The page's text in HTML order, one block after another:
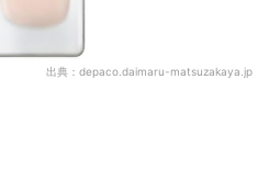
出典： depaco.daimaru-matsuzakaya.jp